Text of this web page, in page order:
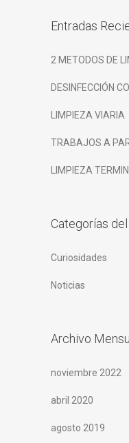
Entradas
2 METODOS DE
DESINFECCIÓN
LIMPIEZA VIARIA
TRABAJOS A
LIMPIEZA
Categorías
Curiosidades
Noticias
Archivo
noviembre 2022
abril 2020
agosto 2019